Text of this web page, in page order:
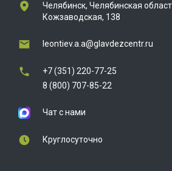
Челябинск, Челябинская
Кожзаводская, 138
leontiev.a.a@glavdezcentr.ru
+7 (351) 220-77-25
8 (800) 707-85-22
Чат с нами
Круглосуточно